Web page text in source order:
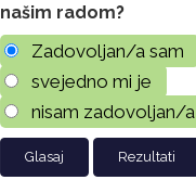
našim radom?
Zadovoljan/a sam
svejedno mi je
nisam zadovoljan/a
Rezultati